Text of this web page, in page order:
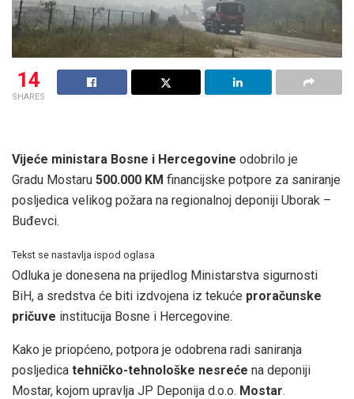
14
SHARES
Vijeće ministara Bosne i Hercegovine odobrilo je
Gradu Mostaru 500.000 KM financijske potpore za saniranje
posljedica velikog požara na regionalnoj deponiji Uborak –
Buđevci.
Tekst se nastavlja ispod oglasa
Odluka je donesena na prijedlog Ministarstva sigurnosti
BiH, a sredstva će biti izdvojena iz tekuće proračunske
pričuve institucija Bosne i Hercegovine.
Kako je priopćeno, potpora je odobrena radi saniranja
posljedica tehničko-tehnološke nesreće na deponiji
Mostar, kojom upravlja JP Deponija d.o.o. Mostar.